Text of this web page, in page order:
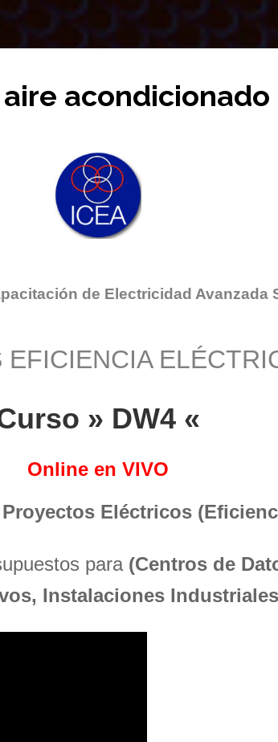
de Electricidad Avanzada
EFICIENCIA
» DW4 «
Online en VIVO
Eléctricos
para (Centros de
Instalaciones